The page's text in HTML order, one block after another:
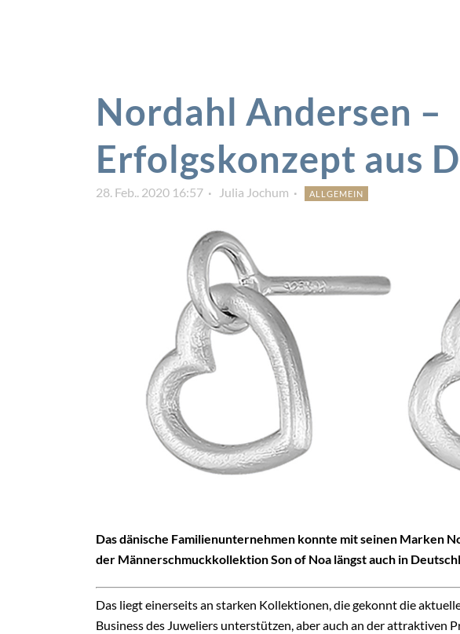
Nordahl Andersen –
Erfolgskonzept aus
28. Feb.. 2020 16:57 Julia Jochum ALLGEMEIN
Das dänische Familienunternehmen konnte mit seinen Marken
der Männerschmuckkollektion Son of Noa längst auch in
Das liegt einerseits an starken Kollektionen, die gekonnt die
Business des Juweliers unterstützen, aber auch an der attraktiven